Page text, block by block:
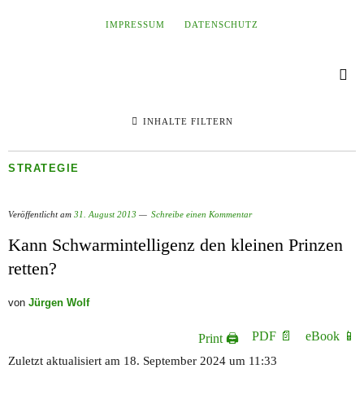
IMPRESSUM DATENSCHUTZ
INHALTE FILTERN
STRATEGIE
Veröffentlicht am 31. August 2013 Schreibe einen Kommentar
Kann Schwarmintelligenz den kleinen Prinzen
retten?
von Jürgen Wolf
Print 🖨 PDF 📄 eBook 📱
Zuletzt aktualisiert am 18. September 2024 um 11:33